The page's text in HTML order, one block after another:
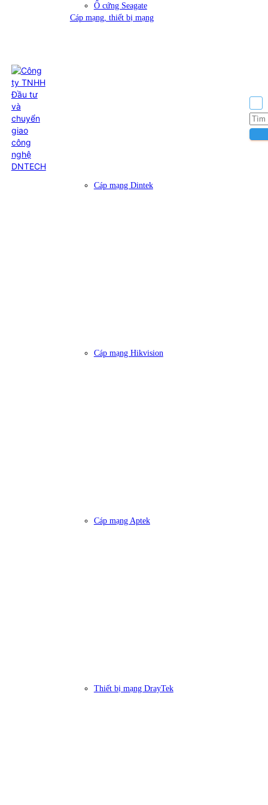
Ổ cứng Seagate
Cáp mạng, thiết bị mạng
Cáp mạng Dintek
Cáp mạng Hikvision
Cáp mạng Aptek
Thiết bị mạng DrayTek